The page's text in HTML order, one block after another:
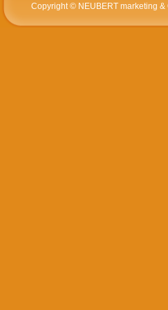
Copyright © NEUBERT marketing &